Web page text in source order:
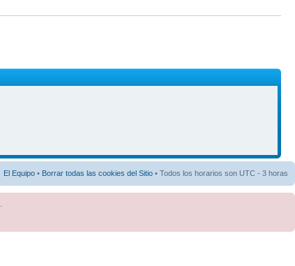
El Equipo • Borrar todas las cookies del Sitio • Todos los horarios son UTC - 3 horas